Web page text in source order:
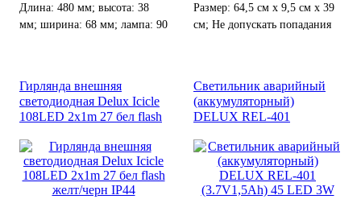
Длина: 480 мм; высота: 38
мм; ширина: 68 мм; лампа: 90
Размер: 64,5 см х 9,5 см х 39
см; Не допускать попадания
Гирлянда внешняя
светодиодная Delux Icicle
108LED 2x1m 27 бел flash
Светильник аварийный
(аккумуляторный)
DELUX REL-401